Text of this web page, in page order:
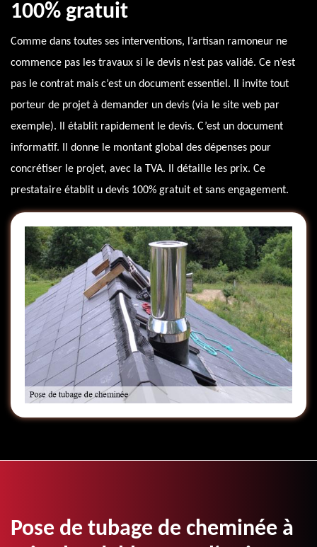
100% gratuit
Comme dans toutes ses interventions, l’artisan ramoneur ne
commence pas les travaux si le devis n’est pas validé. Ce n’est
pas le contrat mais c’est un document essentiel. Il invite tout
porteur de projet à demander un devis (via le site web par
exemple). Il établit rapidement le devis. C’est un document
informatif. Il donne le montant global des dépenses pour
concrétiser le projet, avec la TVA. Il détaille les prix. Ce
prestataire établit u devis 100% gratuit et sans engagement.
Pose de tubage de cheminée à